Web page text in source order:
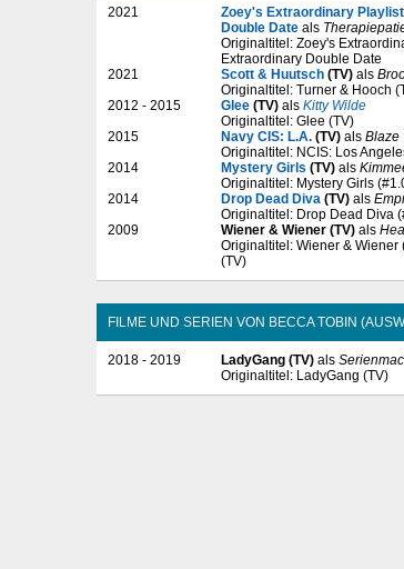
2021 Zoey's Extraordinary Playlist
Double Date als
Originaltitel: Zoey's
Extraordinary Double Date
2021
Scott & Huutsch (TV) als
Originaltitel: Turner & Hooch
2012 - 2015
Glee (TV) als Kitty Wilde
Originaltitel: Glee (TV)
2015
Navy CIS: L.A. (TV) als Blaze
Originaltitel: NCIS: Los
2014
Mystery Girls (TV) als
Originaltitel: Mystery Girls
2014
Drop Dead Diva (TV) als
Originaltitel: Drop Dead Diva
2009
Wiener & Wiener (TV) als
Originaltitel: Wiener &
(TV)
FILME UND SERIEN VON BECCA TOBIN
2018 - 2019 LadyGang (TV) als
Originaltitel: LadyGang (TV)